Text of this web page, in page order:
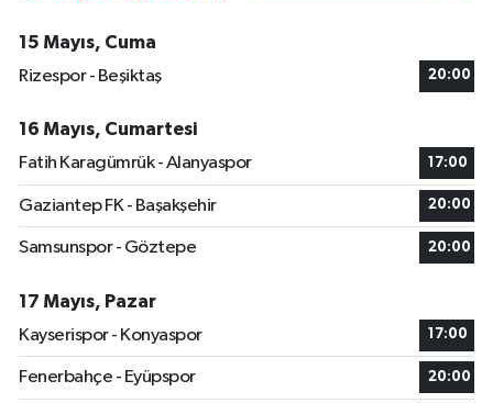
15 Mayıs, Cuma
Rizespor - Beşiktaş
20:00
16 Mayıs, Cumartesi
Fatih Karagümrük - Alanyaspor
17:00
Gaziantep FK - Başakşehir 20:00
Samsunspor - Göztepe 20:00
17 Mayıs, Pazar
Kayserispor - Konyaspor
17:00
Fenerbahçe - Eyüpspor 20:00